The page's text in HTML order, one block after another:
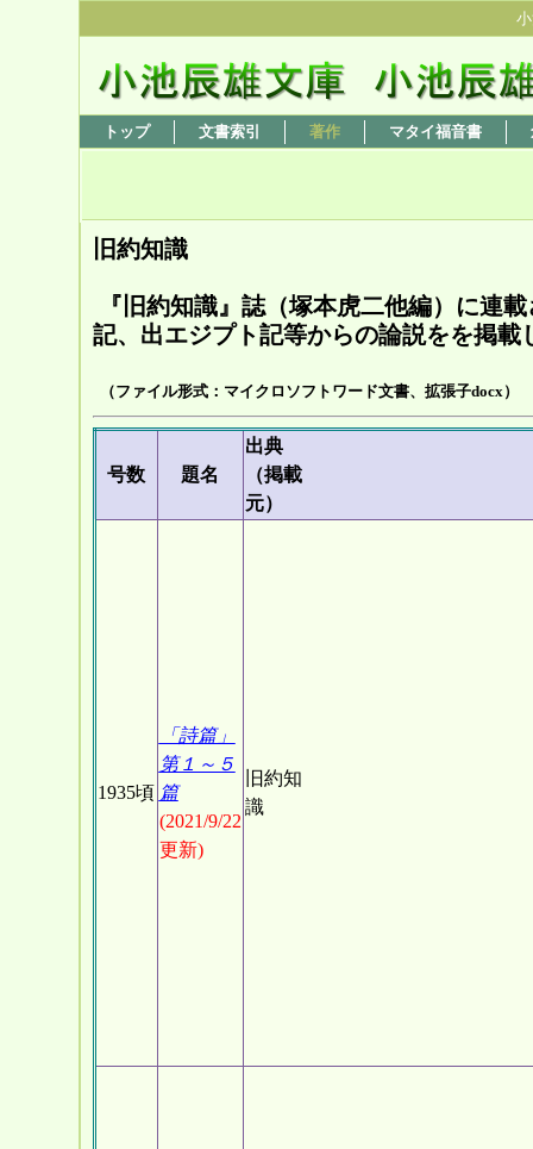
トップ 文書索引 著作 マタイ福音書
旧約知識
『旧約知識』誌（塚本虎二他編）に連
記、出エジプト記等からの論説をを掲載
（ファイル形式：マイクロソフトワード文書、拡張子docx）
号数 題名
出典
（掲載
元）
1935頃
「詩篇」
第１～５
篇
(2021/9/22
更新)
旧約知
識